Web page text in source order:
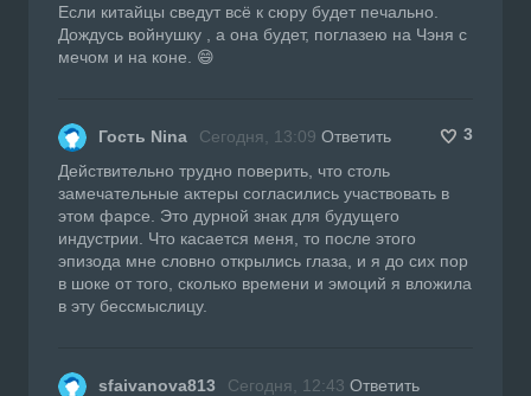
Если китайцы сведут всё к сюру будет печально.
Дождусь войнушку , а она будет, поглазею на Чэня с
мечом и на коне. 😄
Гость Nina Сегодня, 13:09 Ответить
3
Действительно трудно поверить, что столь
замечательные актеры согласились участвовать в
этом фарсе. Это дурной знак для будущего
индустрии. Что касается меня, то после этого
эпизода мне словно открылись глаза, и я до сих пор
в шоке от того, сколько времени и эмоций я вложила
в эту бессмыслицу.
sfaivanova813 Сегодня, 12:43 Ответить